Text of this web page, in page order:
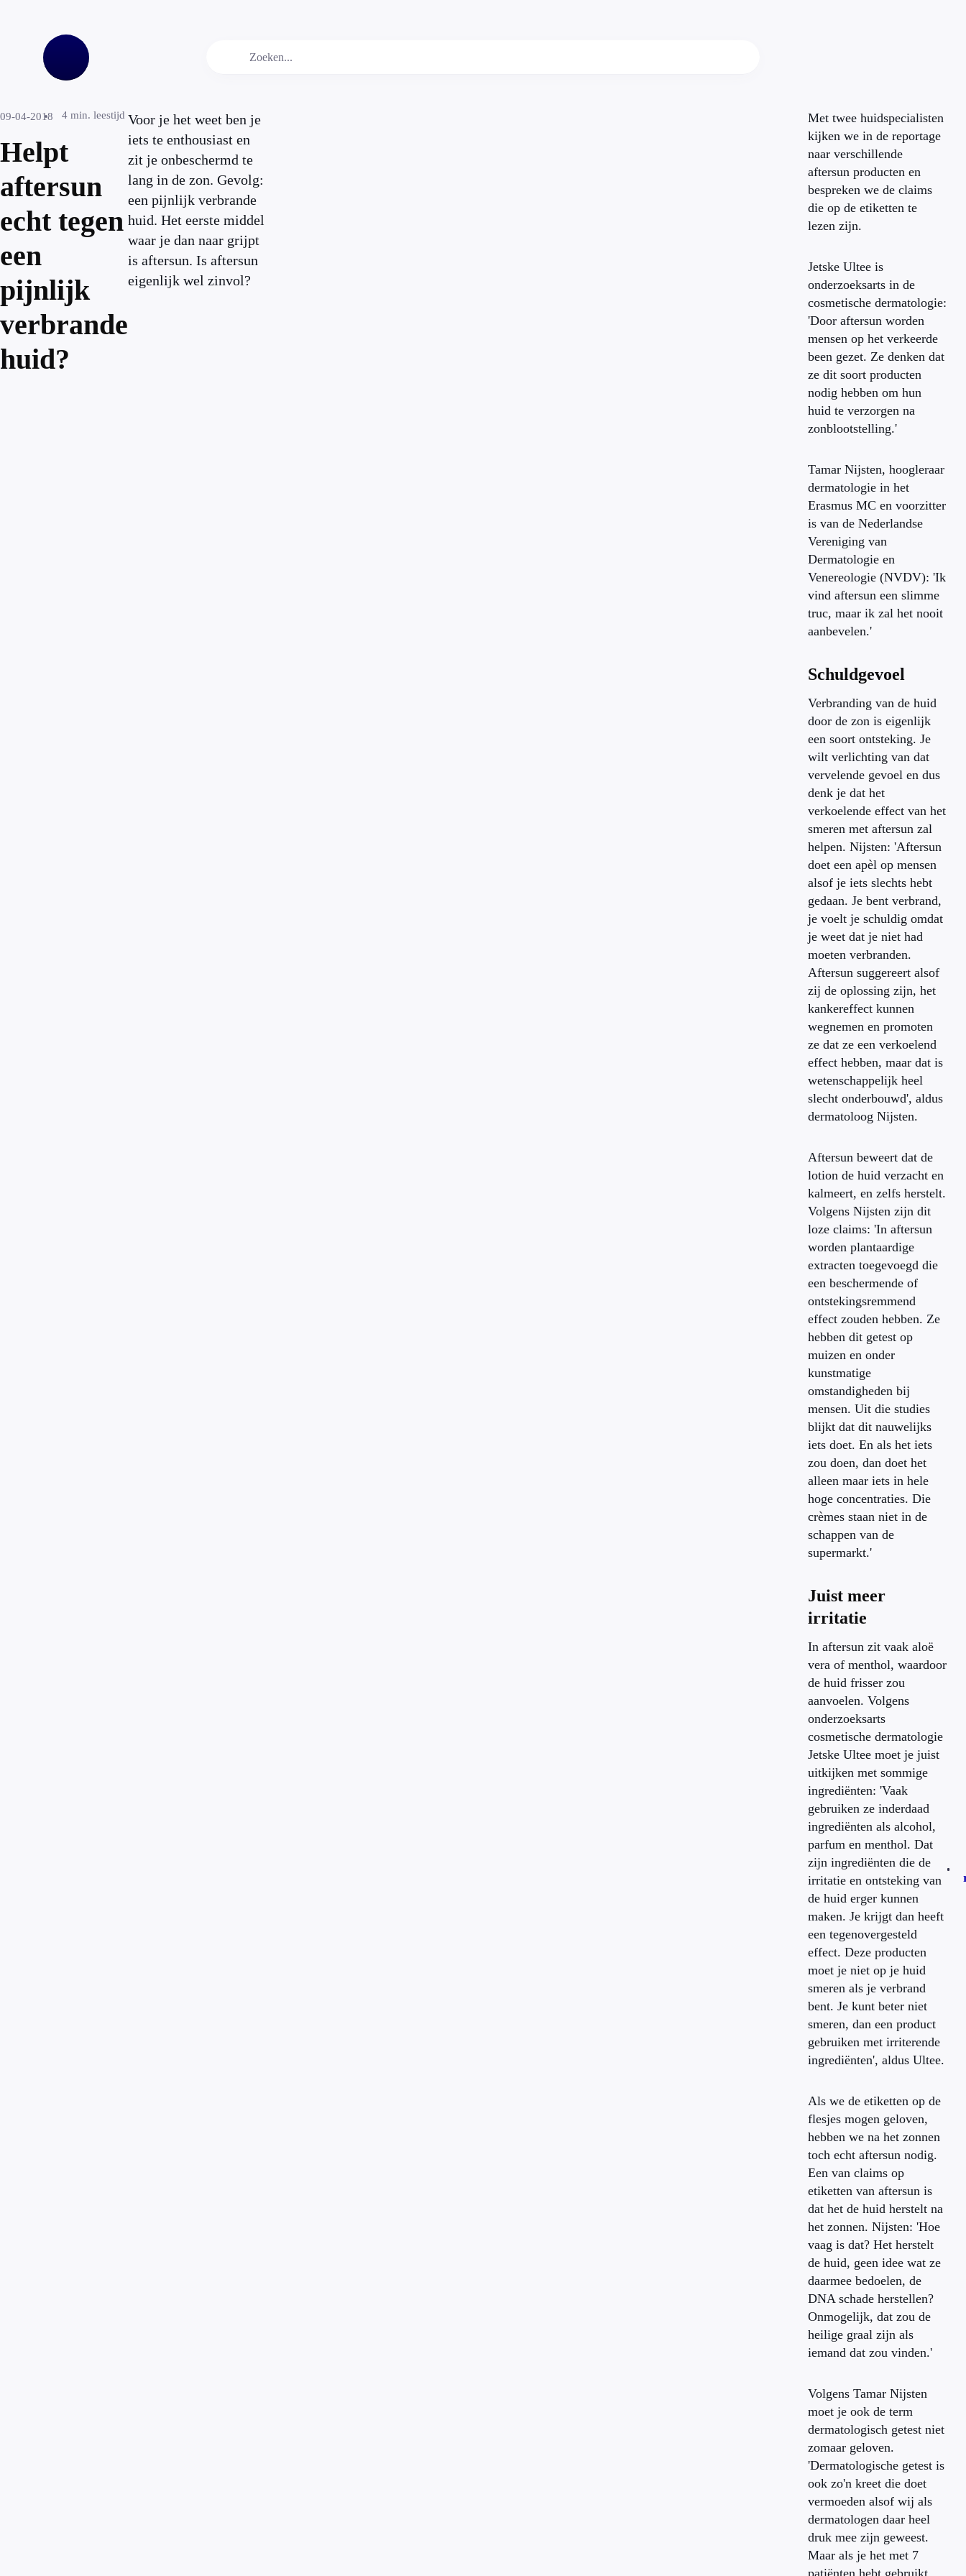
09-04-2018 4 min. leestijd
Helpt
aftersun
echt tegen
een
pijnlijk
verbrande
huid?
Voor je het weet ben je
iets te enthousiast en
zit je onbeschermd te
lang in de zon. Gevolg:
een pijnlijk verbrande
huid. Het eerste middel
waar je dan naar grijpt
is aftersun. Is aftersun
eigenlijk wel zinvol?
Met twee huidspecialisten
kijken we in de reportage
naar verschillende
aftersun producten en
bespreken we de claims
die op de etiketten te
lezen zijn.
Jetske Ultee is
onderzoeksarts in de
cosmetische dermatologie:
'Door aftersun worden
mensen op het verkeerde
been gezet. Ze denken dat
ze dit soort producten
nodig hebben om hun
huid te verzorgen na
zonblootstelling.'
Tamar Nijsten, hoogleraar
dermatologie in het
Erasmus MC en voorzitter
is van de Nederlandse
Vereniging van
Dermatologie en
Venereologie (NVDV): 'Ik
vind aftersun een slimme
truc, maar ik zal het nooit
aanbevelen.'
Schuldgevoel
Verbranding van de huid
door de zon is eigenlijk
een soort ontsteking. Je
wilt verlichting van dat
vervelende gevoel en dus
denk je dat het
verkoelende effect van het
smeren met aftersun zal
helpen. Nijsten: 'Aftersun
doet een apèl op mensen
alsof je iets slechts hebt
gedaan. Je bent verbrand,
je voelt je schuldig omdat
je weet dat je niet had
moeten verbranden.
Aftersun suggereert alsof
zij de oplossing zijn, het
kankereffect kunnen
wegnemen en promoten
ze dat ze een verkoelend
effect hebben, maar dat is
wetenschappelijk heel
slecht onderbouwd', aldus
dermatoloog Nijsten.
Aftersun beweert dat de
lotion de huid verzacht en
kalmeert, en zelfs herstelt.
Volgens Nijsten zijn dit
loze claims: 'In aftersun
worden plantaardige
extracten toegevoegd die
een beschermende of
ontstekingsremmend
effect zouden hebben. Ze
hebben dit getest op
muizen en onder
kunstmatige
omstandigheden bij
mensen. Uit die studies
blijkt dat dit nauwelijks
iets doet. En als het iets
zou doen, dan doet het
alleen maar iets in hele
hoge concentraties. Die
crèmes staan niet in de
schappen van de
supermarkt.'
Juist meer
irritatie
In aftersun zit vaak aloë
vera of menthol, waardoor
de huid frisser zou
aanvoelen. Volgens
onderzoeksarts
cosmetische dermatologie
Jetske Ultee moet je juist
uitkijken met sommige
ingrediënten: 'Vaak
gebruiken ze inderdaad
ingrediënten als alcohol,
parfum en menthol. Dat
zijn ingrediënten die de
irritatie en ontsteking van
de huid erger kunnen
maken. Je krijgt dan heeft
een tegenovergesteld
effect. Deze producten
moet je niet op je huid
smeren als je verbrand
bent. Je kunt beter niet
smeren, dan een product
gebruiken met irriterende
ingrediënten', aldus Ultee.
Als we de etiketten op de
flesjes mogen geloven,
hebben we na het zonnen
toch echt aftersun nodig.
Een van claims op
etiketten van aftersun is
dat het de huid herstelt na
het zonnen. Nijsten: 'Hoe
vaag is dat? Het herstelt
de huid, geen idee wat ze
daarmee bedoelen, de
DNA schade herstellen?
Onmogelijk, dat zou de
heilige graal zijn als
iemand dat zou vinden.'
Volgens Tamar Nijsten
moet je ook de term
dermatologisch getest niet
zomaar geloven.
'Dermatologische getest is
ook zo'n kreet die doet
vermoeden alsof wij als
dermatologen daar heel
druk mee zijn geweest.
Maar als je het met 7
patiënten hebt gebruikt,